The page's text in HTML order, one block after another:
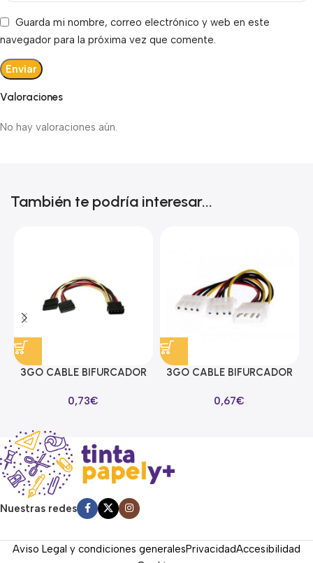
Valoraciones
No hay valoraciones aún.
Guarda mi nombre, correo electrónico y web en este
navegador para la próxima vez que comente.
También te podría interesar...
3GO CABLE BIFURCADOR
0,73€
3GO CABLE BIFURCADOR
0,67€
Nuestras redes
Aviso Legal y condiciones generalesPrivacidadAccesibilidad